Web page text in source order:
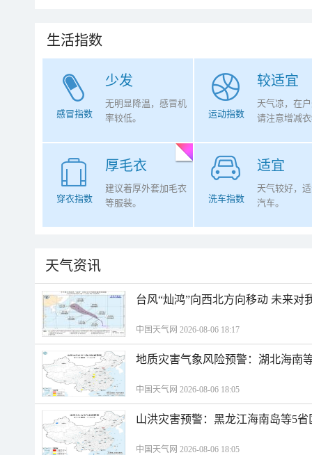
生活指数
少发
感冒指数
无明显降温，感冒机
率较低。
较适宜
运动指数
天气凉，在
请注意增减
厚毛衣
穿衣指数
建议着厚外套加毛衣
等服装。
适宜
洗车指数
天气较好，
汽车。
天气资讯
台风“灿鸿”向西北方向移动 未来对
中国天气网 2026-08-06 18:17
地质灾害气象风险预警：湖北海南
中国天气网 2026-08-06 18:05
山洪灾害预警：黑龙江海南岛等5
中国天气网 2026-08-06 18:05